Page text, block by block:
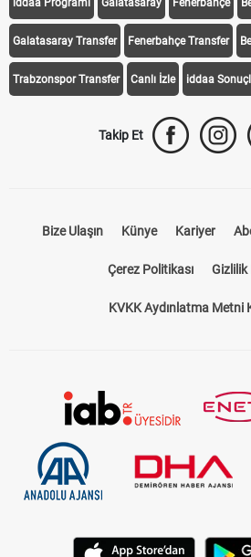
iddaa Programı Galatasaray Fenerbahçe
Galatasaray Transfer Fenerbahçe Transfer
Trabzonspor Transfer Canlı İzle iddaa